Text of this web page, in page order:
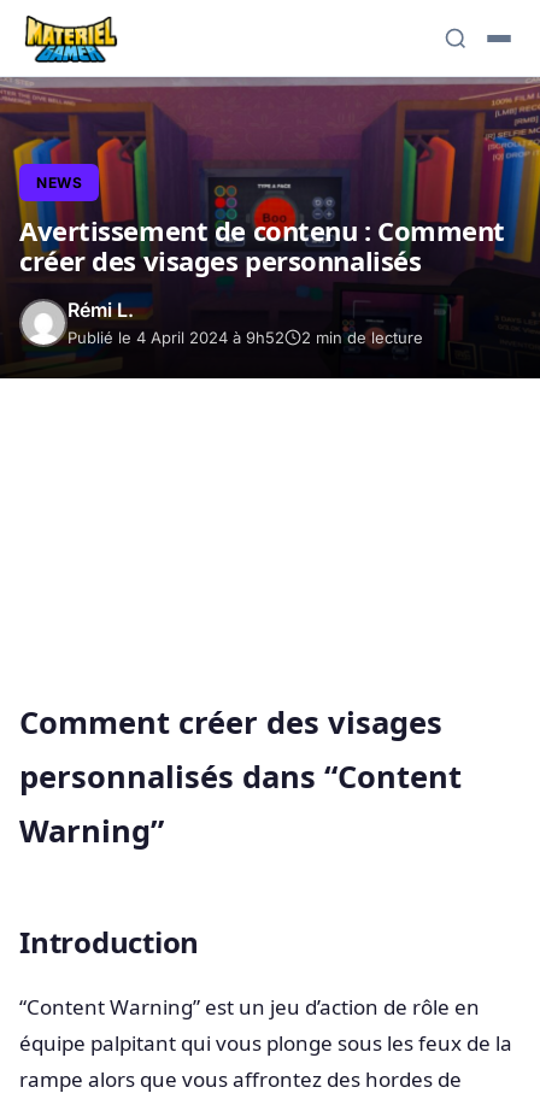
NEWS
Avertissement de contenu : Comment
créer des visages personnalisés
Rémi L.
Publié le 4 April 2024 à 9h52 2 min de lecture
Comment créer des visages
personnalisés dans “Content
Warning”
Introduction
“Content Warning” est un jeu d’action de rôle en
équipe palpitant qui vous plonge sous les feux de la
rampe alors que vous affrontez des hordes de